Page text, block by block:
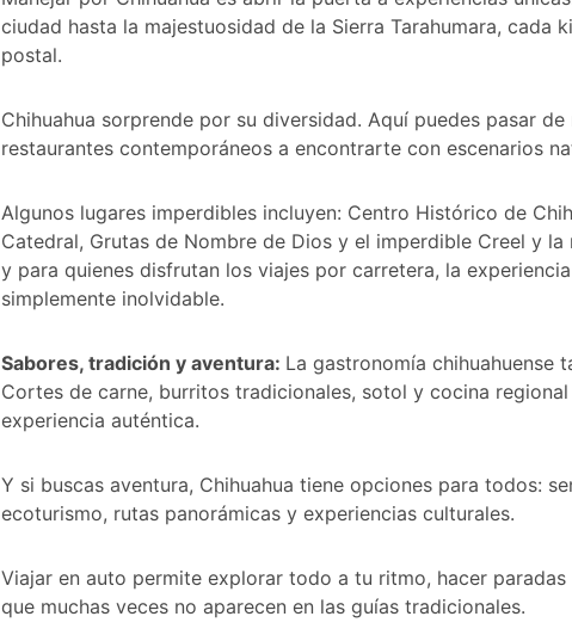
ciudad hasta la majestuosidad de la Sierra Tarahumara, cada
postal.
Chihuahua sorprende por su diversidad. Aquí puedes pasar
restaurantes contemporáneos a encontrarte con escenarios
Algunos lugares imperdibles incluyen: Centro Histórico de
Catedral, Grutas de Nombre de Dios y el imperdible Creel y
y para quienes disfrutan los viajes por carretera, la
simplemente inolvidable.
Sabores, tradición y aventura: La gastronomía chihuahuense
Cortes de carne, burritos tradicionales, sotol y cocina
experiencia auténtica.
Y si buscas aventura, Chihuahua tiene opciones para todos:
ecoturismo, rutas panorámicas y experiencias culturales.
Viajar en auto permite explorar todo a tu ritmo, hacer
que muchas veces no aparecen en las guías tradicionales.